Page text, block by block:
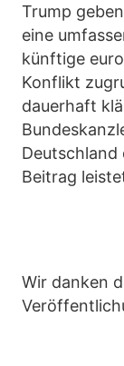
Trump
eine
künftige
Konflikt
dauerhaft
Deutschland
Beitrag
Wir danken